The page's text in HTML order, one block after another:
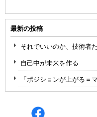
最新の投稿
それでいいのか、技術者
自己中が未来を作る
「ポジションが上がる＝